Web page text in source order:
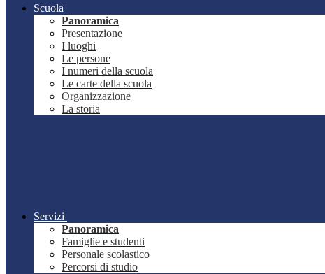
Scuola
Panoramica
Presentazione
I luoghi
Le persone
I numeri della scuola
Le carte della scuola
Organizzazione
La storia
Servizi
Panoramica
Famiglie e studenti
Personale scolastico
Percorsi di studio